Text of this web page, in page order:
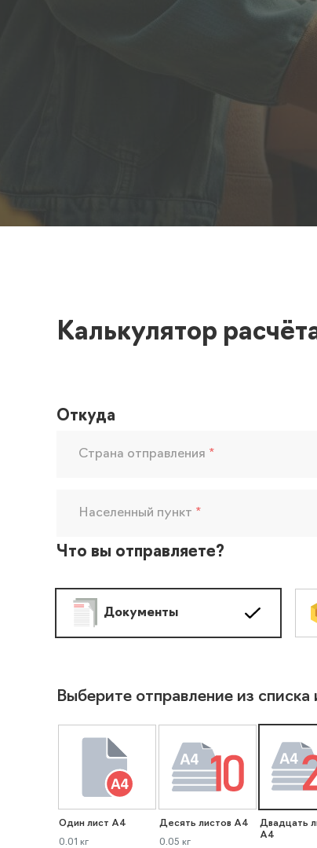
Калькулятор
Откуда
Страна отправления *
Населенный пункт *
Что вы отправляете?
Документы
Выберите отправление из
Один лист А4
0.01 кг
Десять листов А4
0.05 кг
Двадцать
А4